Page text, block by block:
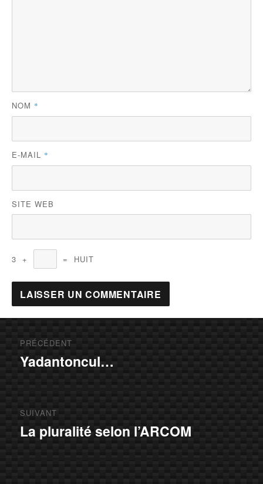
NOM *
E-MAIL *
SITE WEB
3 + = HUIT
de
PRÉCÉDENT
Article
Yadantoncul…
SUIVANT
Article
La pluralité selon l’ARCOM